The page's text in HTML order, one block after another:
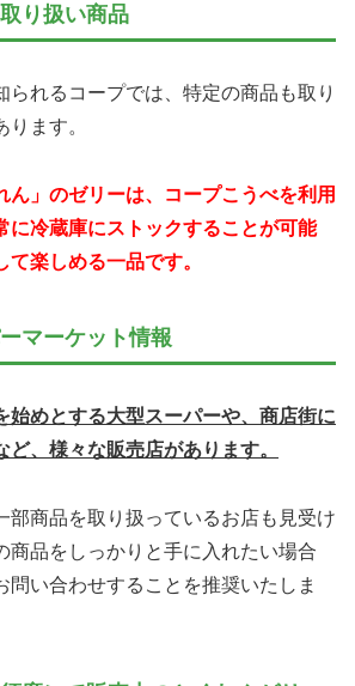
り扱い商品
られるコープでは、特定の商品も取り
ます。
ん」のゼリーは、コープこうべを利用
に冷蔵庫にストックすることが可能
楽しめる一品です。
マーケット情報
始めとする大型スーパーや、商店街に
、様々な販売店があります。
部商品を取り扱っているお店も見受け
商品をしっかりと手に入れたい場合
問い合わせすることを推奨いたしま